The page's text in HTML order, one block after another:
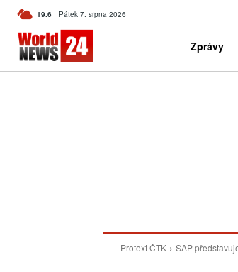
19.6 C Czech
Pátek 7. srpna 2026
Zprávy
Protext ČTK SAP